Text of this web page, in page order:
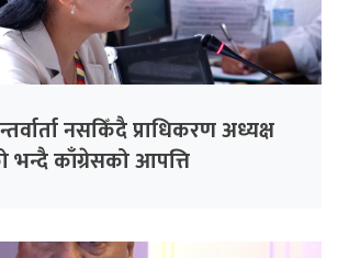
नसकिँदै प्राधिकरण अध्यक्ष
भन्दै काँग्रेसको आपत्ति